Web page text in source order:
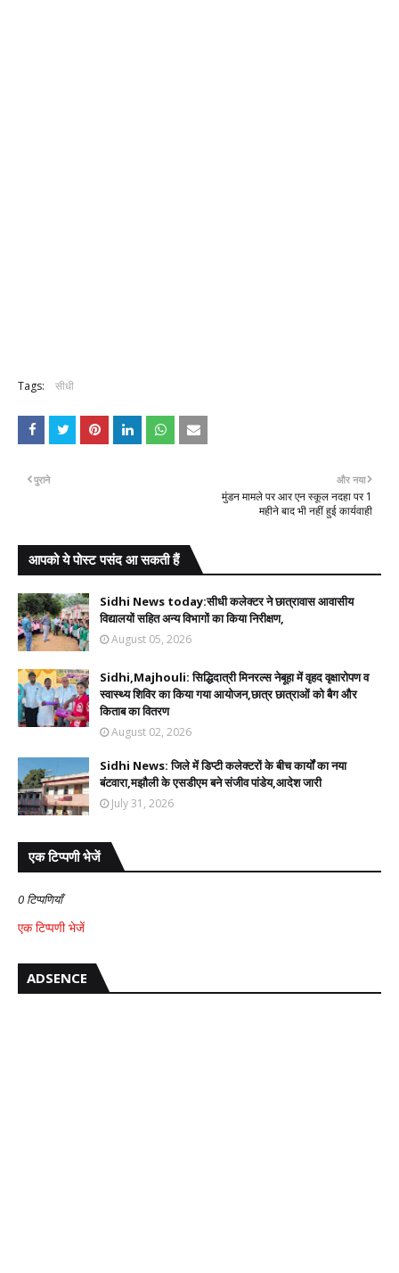
Tags: सीधी
और नया
मुंडन मामले पर आर एन स्कूल नदहा पर 1
महीने बाद भी नहीं हुई कार्यवाही
पुराने
आपको ये पोस्ट पसंद आ सकती हैं
Sidhi News today:सीधी कलेक्टर ने छात्रावास आवासीय
विद्यालयों सहित अन्य विभागों का किया निरीक्षण,
August 05, 2026
Sidhi,Majhouli: सिद्धिदात्री मिनरल्स नेबूहा में वृहद वृक्षारोपण व
स्वास्थ्य शिविर का किया गया आयोजन,छात्र छात्राओं को बैग और
किताब का वितरण
August 02, 2026
Sidhi News: जिले में डिप्टी कलेक्टरों के बीच कार्यों का नया
बंटवारा,मझौली के एसडीएम बने संजीव पांडेय,आदेश जारी
July 31, 2026
एक टिप्पणी भेजें
0 टिप्पणियाँ
एक टिप्पणी भेजें
ADSENCE